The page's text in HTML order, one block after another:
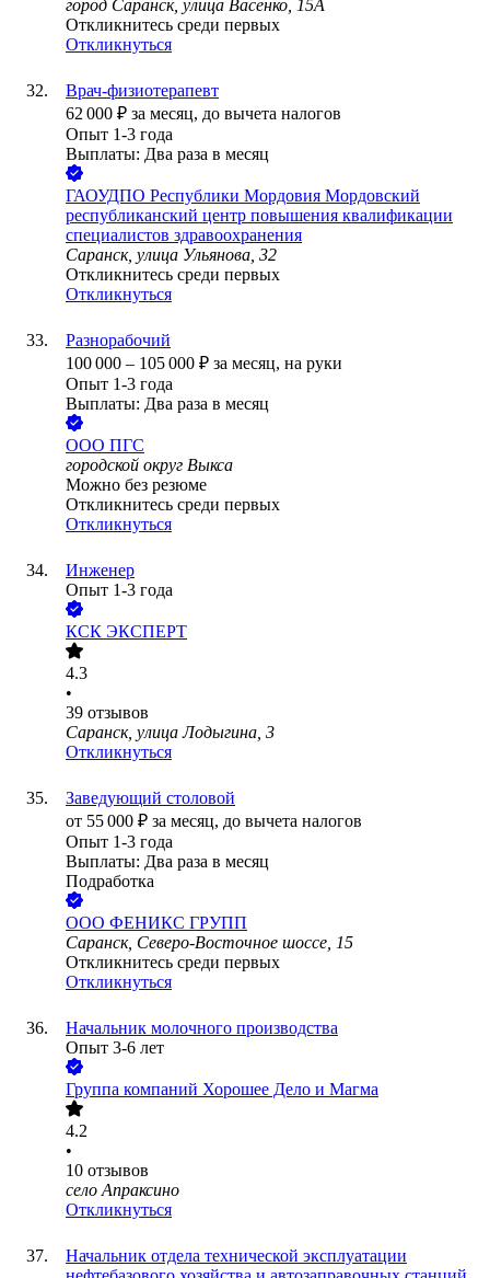
город Саранск, улица Васенко, 15А
Откликнитесь среди первых
Откликнуться
Врач-физиотерапевт
62 000 ₽ за месяц, до вычета налогов
Опыт 1-3 года
Выплаты: Два раза в месяц
ГАОУДПО Республики Мордовия Мордовский
республиканский центр повышения квалификации
специалистов здравоохранения
Саранск, улица Ульянова, 32
Откликнитесь среди первых
Откликнуться
Разнорабочий
100 000 – 105 000 ₽ за месяц, на руки
Опыт 1-3 года
Выплаты: Два раза в месяц
ООО ПГС
городской округ Выкса
Можно без резюме
Откликнитесь среди первых
Откликнуться
Инженер
Опыт 1-3 года
КСК ЭКСПЕРТ
4.3
•
39 отзывов
Саранск, улица Лодыгина, 3
Откликнуться
Заведующий столовой
от 55 000 ₽ за месяц, до вычета налогов
Опыт 1-3 года
Выплаты: Два раза в месяц
Подработка
ООО ФЕНИКС ГРУПП
Саранск, Северо-Восточное шоссе, 15
Откликнитесь среди первых
Откликнуться
Начальник молочного производства
Опыт 3-6 лет
Группа компаний Хорошее Дело и Магма
4.2
•
10 отзывов
село Апраксино
Откликнуться
Начальник отдела технической эксплуатации